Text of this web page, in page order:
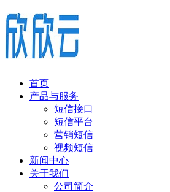
首页
产品与服务
短信接口
短信平台
营销短信
视频短信
新闻中心
关于我们
公司简介